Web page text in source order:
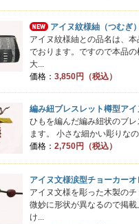
アイヌ紋様紬（つむぎ
アイヌ紋様紬との品名は、
でおります。ですので本品
大...
価格： 3,850円（税込）
編み紐ブレスレット樽型ア
ひもを編んだ編み紐状のブ
ます。 小さな細かい彫りな
価格： 2,750円（税込）
アイヌ文様涙型チョーカーオ
アイヌ文様を彫った木製の
微妙に形状が異なるので掲
け...